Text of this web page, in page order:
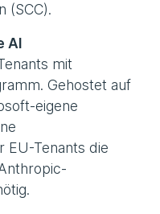
(SCC).
AI
mit
Gehostet auf
eigene
EU-Tenants die